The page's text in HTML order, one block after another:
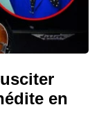
en